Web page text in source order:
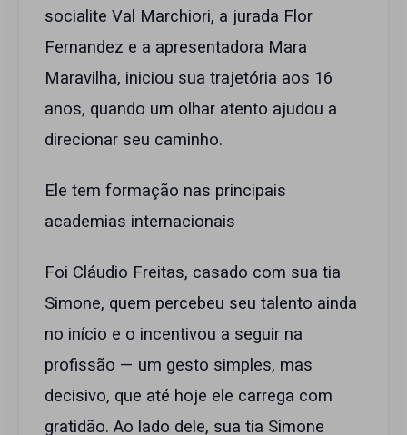
socialite Val Marchiori, a jurada Flor
Fernandez e a apresentadora Mara
Maravilha, iniciou sua trajetória aos 16
anos, quando um olhar atento ajudou a
direcionar seu caminho.
Ele tem formação nas principais
academias internacionais
Foi Cláudio Freitas, casado com sua tia
Simone, quem percebeu seu talento ainda
no início e o incentivou a seguir na
profissão — um gesto simples, mas
decisivo, que até hoje ele carrega com
gratidão. Ao lado dele, sua tia Simone